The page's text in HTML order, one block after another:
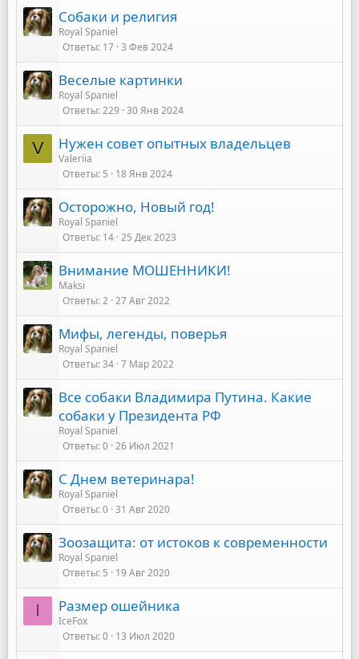
Собаки и религия
Royal Spaniel
Ответы 17 3 Фев 2024
Веселые картинки
Royal Spaniel
Ответы 229 30 Янв 2024
V Нужен совет опытных владельцев
Valeriia
Ответы 5 18 Янв 2024
Осторожно, Новый год!
Royal Spaniel
Ответы 14 25 Дек 2023
Внимание МОШЕННИКИ!
Maksi
Ответы 2 27 Авг 2022
Мифы, легенды, поверья
Royal Spaniel
Ответы 34 7 Мар 2022
Все собаки Владимира Путина. Какие
собаки у Президента РФ
Royal Spaniel
Ответы 0 26 Июл 2021
С Днем ветеринара!
Royal Spaniel
Ответы 0 31 Авг 2020
Зоозащита: от истоков к современности
Royal Spaniel
Ответы 5 19 Авг 2020
I Размер ошейника
IceFox
Ответы 0 13 Июл 2020